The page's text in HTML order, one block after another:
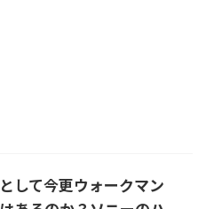
して今更ウォークマン